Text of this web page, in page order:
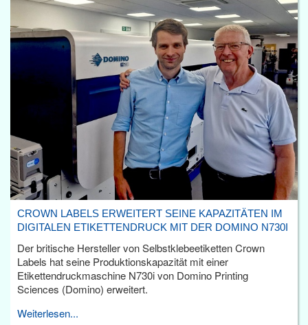
CROWN LABELS ERWEITERT SEINE KAPAZITÄTEN IM
DIGITALEN ETIKETTENDRUCK MIT DER DOMINO N730I
Der britische Hersteller von Selbstklebeetiketten Crown
Labels hat seine Produktionskapazität mit einer
Etikettendruckmaschine N730i von Domino Printing
Sciences (Domino) erweitert.
Weiterlesen...